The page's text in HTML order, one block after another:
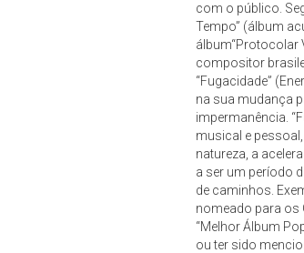
com o público.
Tempo” (álbum
álbum“Protocolar
compositor
“Fugacidade”
na sua mudança
impermanência.
musical e
natureza, a
a ser um período
de caminhos.
nomeado para os
“Melhor Álbum
ou ter sido